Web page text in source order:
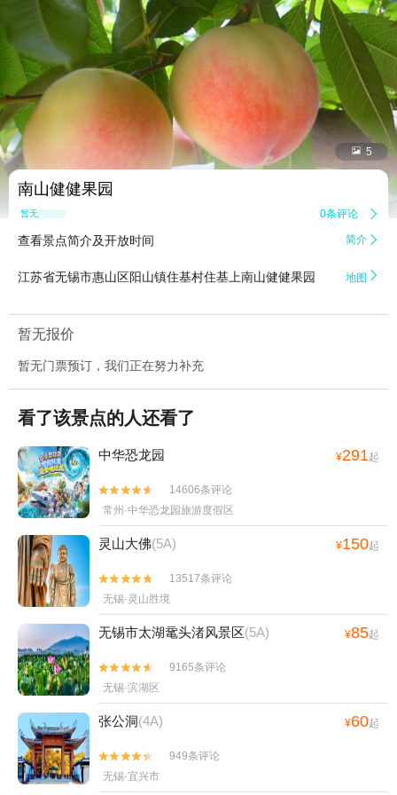
 5
南山健健果园
暂无点评 0条评论 
查看景点简介及开放时间 简介 
江苏省无锡市惠山区阳山镇住基村住基上南山健健果园 地图 
暂无报价
暂无门票预订，我们正在努力补充
看了该景点的人还看了
中华恐龙园 ¥291起


14606条评论
常州·中华恐龙园旅游度假区
灵山大佛(5A) ¥150起


13517条评论
无锡·灵山胜境
无锡市太湖鼋头渚风景区(5A) ¥85起


9165条评论
无锡·滨湖区
张公洞(4A) ¥60起


949条评论
无锡·宜兴市
